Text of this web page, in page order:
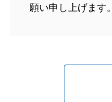
願い申し上げます。